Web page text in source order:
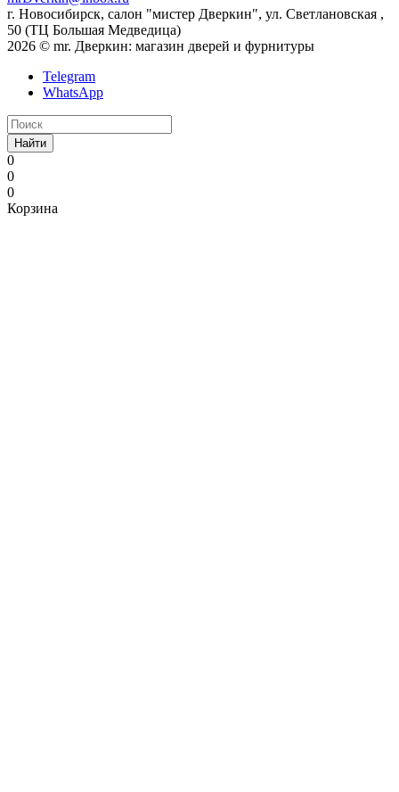
г. Новосибирск, салон "мистер Дверкин", ул. Светлановская ,
50 (ТЦ Большая Медведица)
2026 © mr. Дверкин: магазин дверей и фурнитуры
Telegram
WhatsApp
Найти
0
0
0
Корзина